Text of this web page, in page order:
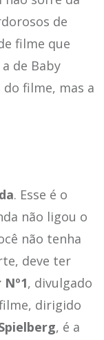
de
filme que
de Baby
filme, mas a
. Esse é o
não ligou o
não tenha
deve ter
, divulgado
dirigido
, é a